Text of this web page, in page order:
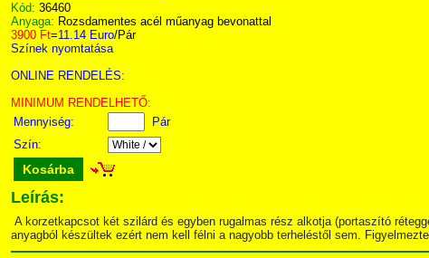
Kód: 36460
Anyaga: Rozsdamentes acél műanyag bevonattal
3900 Ft=11.14 Euro/Pár
Színek nyomtatása
ONLINE RENDELÉS:
MINIMUM RENDELHETŐ:
Mennyiség:
Pár
Szín:
Kosárba
Leírás:
A korzetkapcsot két szilárd és egyben rugalmas rész alkotja (portaszító
anyagból készültek ezért nem kell félni a nagyobb terheléstől sem.